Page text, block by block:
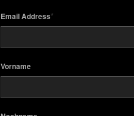
Email Address*
Vorname